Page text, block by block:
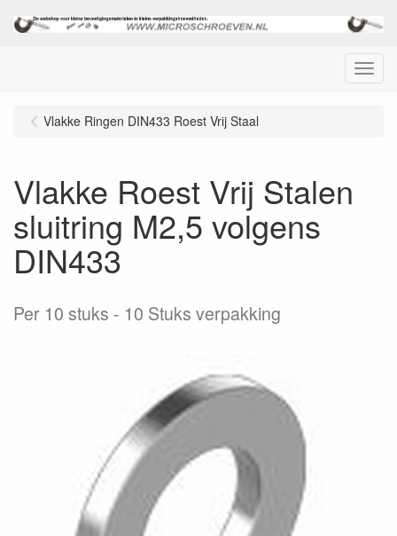
Menu
Vlakke Ringen DIN433 Roest Vrij Staal
Vlakke Roest Vrij Stalen
sluitring M2,5 volgens
DIN433
Per 10 stuks 10 Stuks verpakking